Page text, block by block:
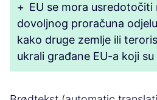
+ EU se mora usredotočiti
dovoljnog proračuna
kako druge zemlje ili
ukrali građane EU-a koji